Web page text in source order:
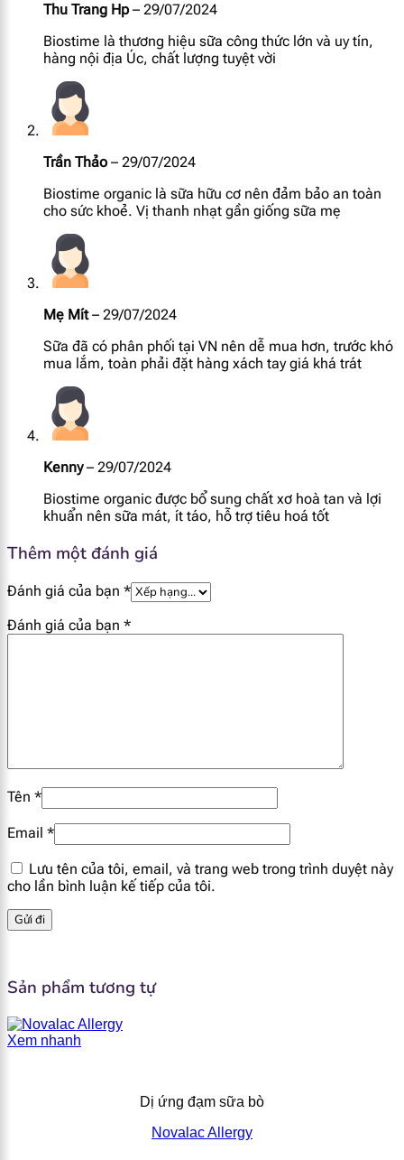
[popup_anything
id="1938"]
41.4 mg
[popup_anything
id="1939"]
[popup_anything
id="1946"]
[popup_anything
id="1943"]
[popup_anything
id="1942"]
[popup_anything
id="1944"]
51.2 mcg
[popup_anything
id="1941"]
id="1940"]
0.73 mg
[popup_anything
id="1981"]
id="1930"]
[popup_anything
0.08 g
Thu Trang Hp– 29/07/2024
Biostime là thương hiệu sữa công thức lớn và uy tín,
hàng nội địa Úc, chất lượng tuyệt vời
Trần Thảo – 29/07/2024
Biostime organic là sữa hữu cơ nên đảm bảo an toàn
cho sức khoẻ. Vị thanh nhạt gần giống sữa mẹ
Mẹ Mít– 29/07/2024
Sữa đã có phân phối tại VN nên dễ mua hơn, trước khó
mua lắm, toàn phải đặt hàng xách tay giá khá trát
Kenny– 29/07/2024
Biostime organic được bổ sung chất xơ hoà tan và lợi
khuẩn nên sữa mát, ít táo, hỗ trợ tiêu hoá tốt
Thêm một đánh giá
Đánh giá của bạn *
Đánh giá của bạn *
Tên *
Email *
Lưu tên của tôi, email, và trang web trong trình duyệt này
cho lần bình luận kế tiếp của tôi.
Sản phẩm tương tự
Xem nhanh
Dị ứng đạm sữa bò
Novalac Allergy